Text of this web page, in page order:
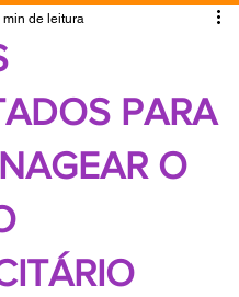
PARA
O
min de leitura